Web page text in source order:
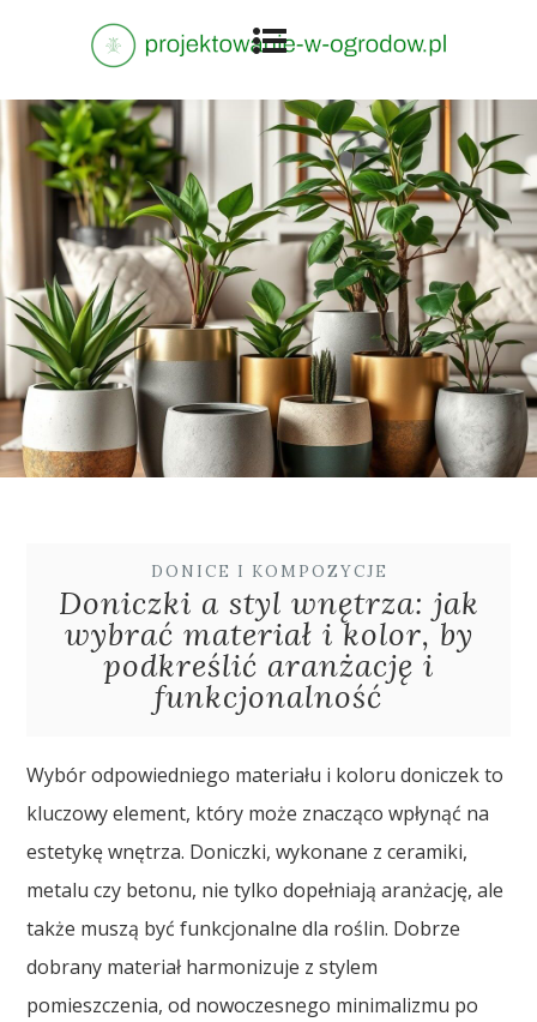
DONICE I KOMPOZYCJE
Doniczki a styl wnętrza: jak
wybrać materiał i kolor, by
podkreślić aranżację i
funkcjonalność
Wybór odpowiedniego materiału i koloru doniczek to
kluczowy element, który może znacząco wpłynąć na
estetykę wnętrza. Doniczki, wykonane z ceramiki,
metalu czy betonu, nie tylko dopełniają aranżację, ale
także muszą być funkcjonalne dla roślin. Dobrze
dobrany materiał harmonizuje z stylem
pomieszczenia, od nowoczesnego minimalizmu po